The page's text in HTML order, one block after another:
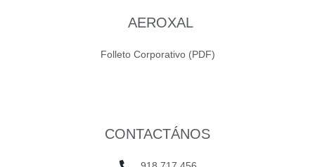
AEROXAL
Folleto Corporativo (PDF)
CONTACTÁNOS